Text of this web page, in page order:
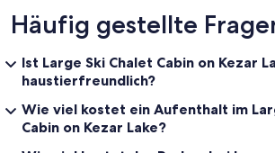
Häufig gestellte
Ist Large Ski Chalet Cabin on Kezar
haustierfreundlich?
Wie viel kostet ein Aufenthalt im
Cabin on Kezar Lake?